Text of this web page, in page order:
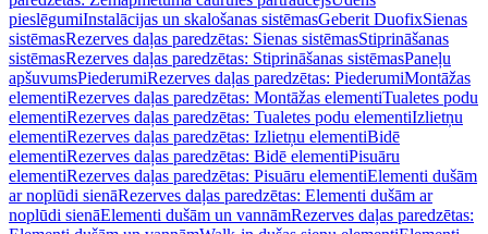
pieslēgumiInstalācijas un skalošanas sistēmasGeberit DuofixSienas
sistēmasRezerves daļas paredzētas: Sienas sistēmasStiprināšanas
sistēmasRezerves daļas paredzētas: Stiprināšanas sistēmasPaneļu
apšuvumsPiederumiRezerves daļas paredzētas: PiederumiMontāžas
elementiRezerves daļas paredzētas: Montāžas elementiTualetes podu
elementiRezerves daļas paredzētas: Tualetes podu elementiIzlietņu
elementiRezerves daļas paredzētas: Izlietņu elementiBidē
elementiRezerves daļas paredzētas: Bidē elementiPisuāru
elementiRezerves daļas paredzētas: Pisuāru elementiElementi dušām
ar noplūdi sienāRezerves daļas paredzētas: Elementi dušām ar
noplūdi sienāElementi dušām un vannāmRezerves daļas paredzētas: